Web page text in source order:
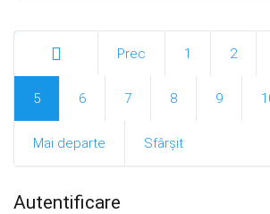
Prec 1 2
5 6 7 8 9
Mai departe Sfârșit
Autentificare